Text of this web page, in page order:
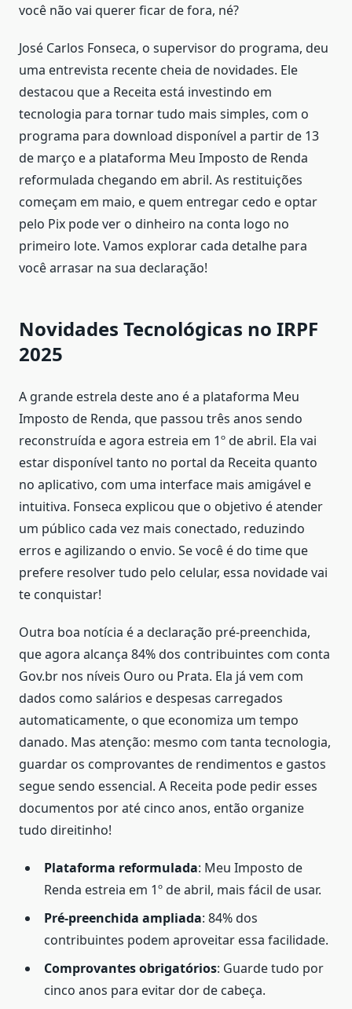
você não vai querer ficar de fora, né?
José Carlos Fonseca, o supervisor do programa, deu
uma entrevista recente cheia de novidades. Ele
destacou que a Receita está investindo em
tecnologia para tornar tudo mais simples, com o
programa para download disponível a partir de 13
de março e a plataforma Meu Imposto de Renda
reformulada chegando em abril. As restituições
começam em maio, e quem entregar cedo e optar
pelo Pix pode ver o dinheiro na conta logo no
primeiro lote. Vamos explorar cada detalhe para
você arrasar na sua declaração!
Novidades Tecnológicas no IRPF
2025
A grande estrela deste ano é a plataforma Meu
Imposto de Renda, que passou três anos sendo
reconstruída e agora estreia em 1º de abril. Ela vai
estar disponível tanto no portal da Receita quanto
no aplicativo, com uma interface mais amigável e
intuitiva. Fonseca explicou que o objetivo é atender
um público cada vez mais conectado, reduzindo
erros e agilizando o envio. Se você é do time que
prefere resolver tudo pelo celular, essa novidade vai
te conquistar!
Outra boa notícia é a declaração pré-preenchida,
que agora alcança 84% dos contribuintes com conta
Gov.br nos níveis Ouro ou Prata. Ela já vem com
dados como salários e despesas carregados
automaticamente, o que economiza um tempo
danado. Mas atenção: mesmo com tanta tecnologia,
guardar os comprovantes de rendimentos e gastos
segue sendo essencial. A Receita pode pedir esses
documentos por até cinco anos, então organize
tudo direitinho!
Plataforma reformulada: Meu Imposto de
Renda estreia em 1º de abril, mais fácil de usar.
Pré-preenchida ampliada: 84% dos
contribuintes podem aproveitar essa facilidade.
Comprovantes obrigatórios: Guarde tudo por
cinco anos para evitar dor de cabeça.